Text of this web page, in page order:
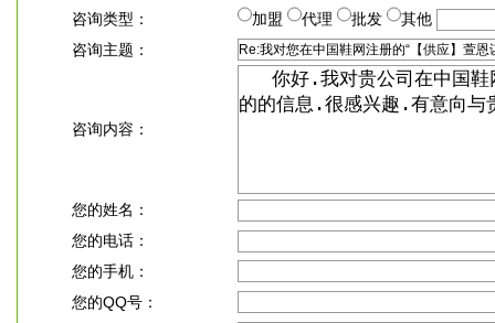
咨询类型： 加盟 代理 批发
其他
咨询主题：
咨询内容：
您的姓名：
您的电话：
您的手机：
您的QQ号：